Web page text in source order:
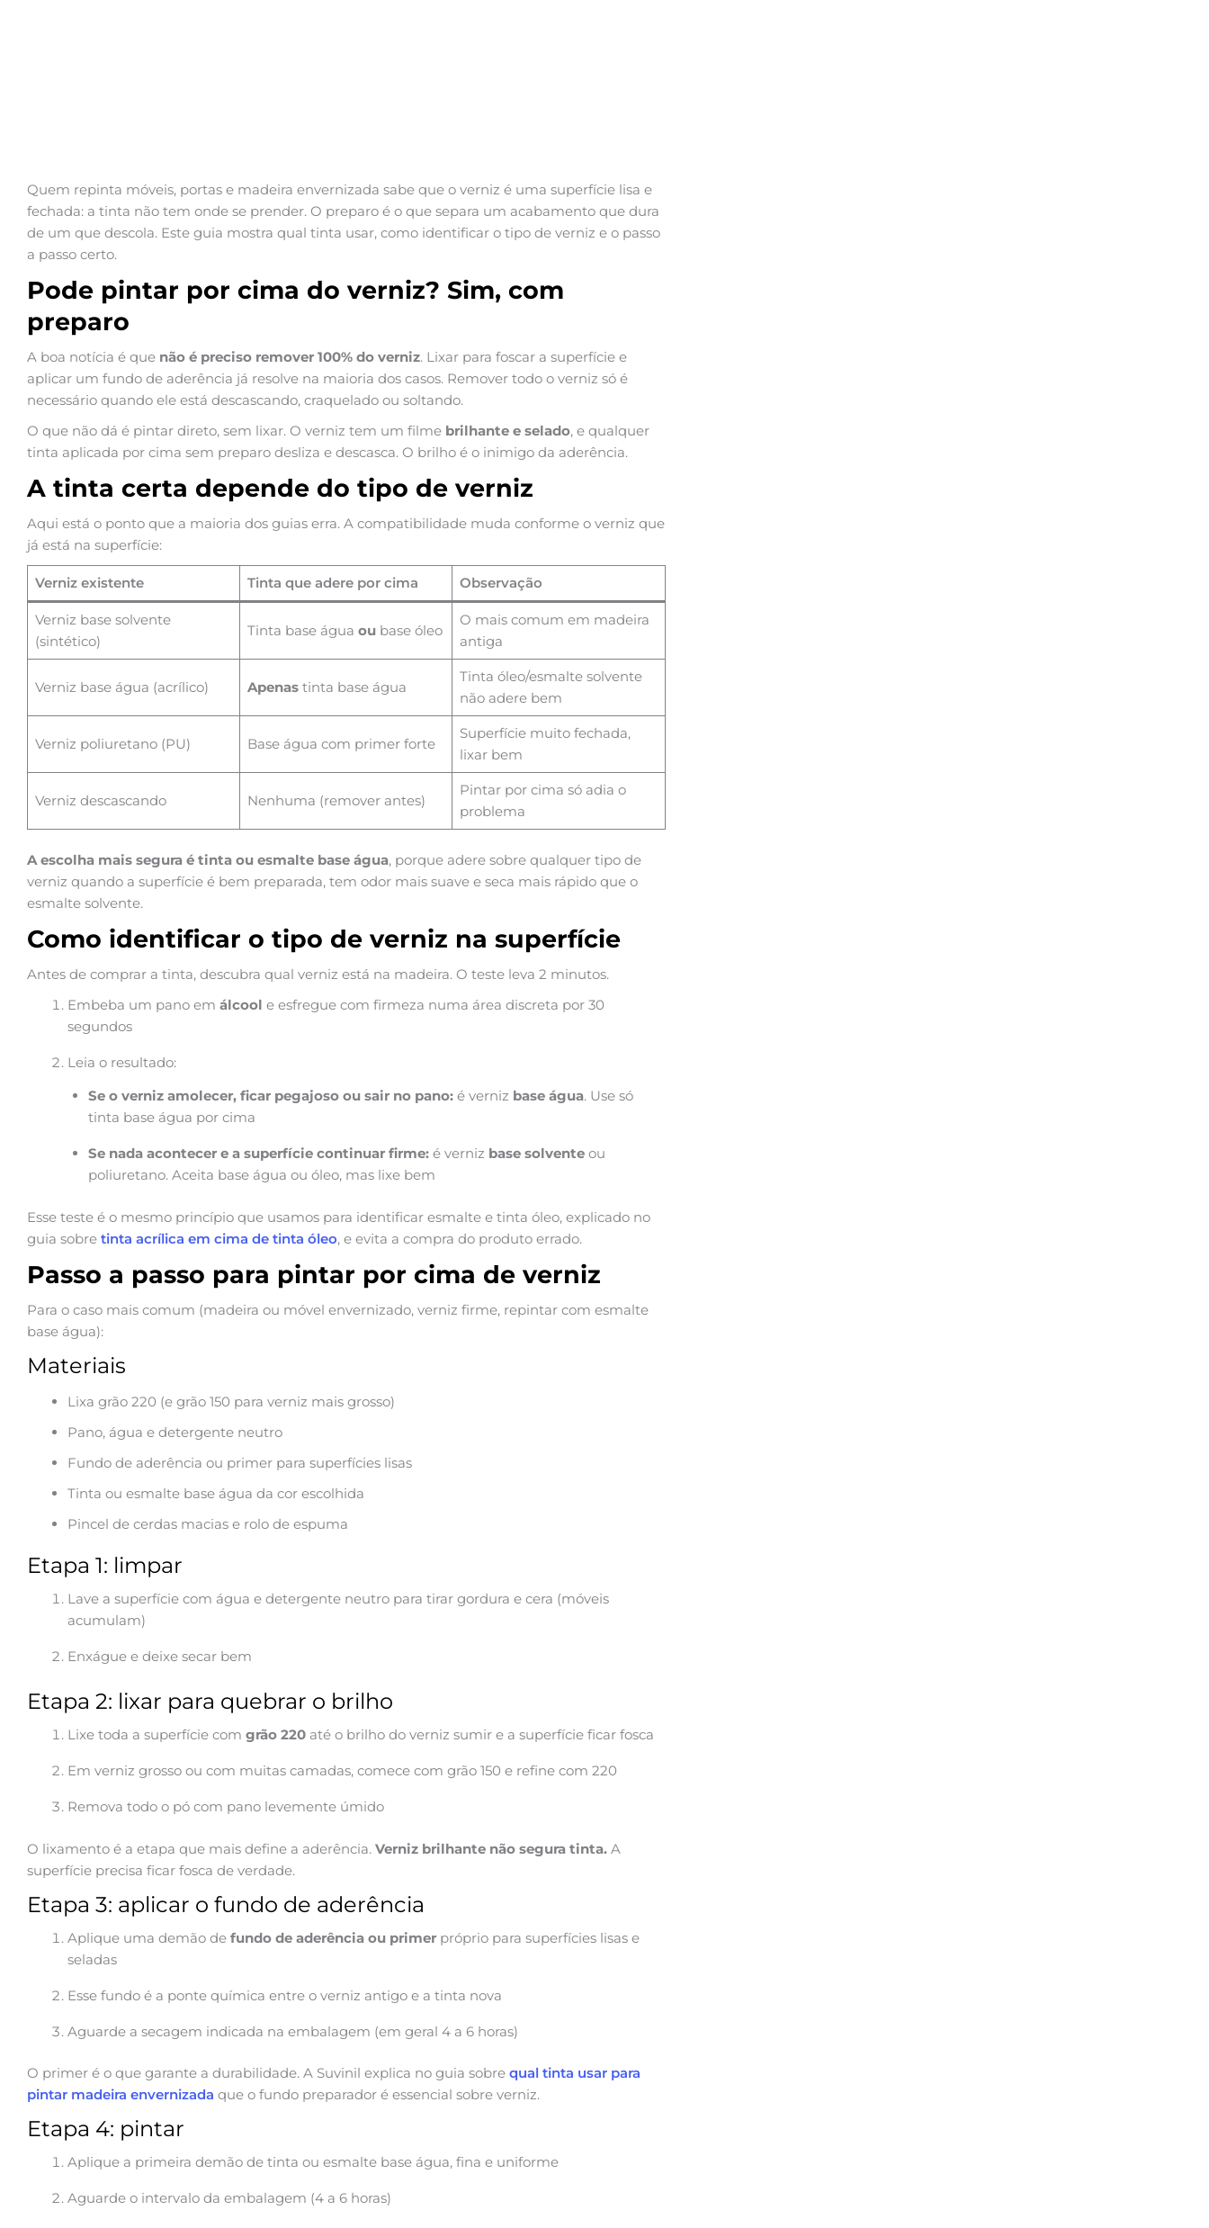
Quem repinta móveis, portas e madeira envernizada sabe que o verniz é uma superfície lisa e
fechada: a tinta não tem onde se prender. O preparo é o que separa um acabamento que dura
de um que descola. Este guia mostra qual tinta usar, como identificar o tipo de verniz e o passo
a passo certo.
Pode pintar por cima do verniz? Sim, com
preparo
A boa notícia é que não é preciso remover 100% do verniz. Lixar para foscar a superfície e
aplicar um fundo de aderência já resolve na maioria dos casos. Remover todo o verniz só é
necessário quando ele está descascando, craquelado ou soltando.
O que não dá é pintar direto, sem lixar. O verniz tem um filme brilhante e selado, e qualquer
tinta aplicada por cima sem preparo desliza e descasca. O brilho é o inimigo da aderência.
A tinta certa depende do tipo de verniz
Aqui está o ponto que a maioria dos guias erra. A compatibilidade muda conforme o verniz que
já está na superfície:
Verniz existente Tinta que adere por cima Observação
Verniz base solvente
(sintético)
Tinta base água oubase óleo
O mais comum em madeira
antiga
Verniz base água (acrílico) Apenastinta base água
Tinta óleo/esmalte solvente
não adere bem
Verniz poliuretano (PU) Base água com primer forte
Superfície muito fechada,
lixar bem
Verniz descascando Nenhuma (remover antes)
Pintar por cima só adia o
problema
A escolha mais segura é tinta ou esmalte base água, porque adere sobre qualquer tipo de
verniz quando a superfície é bem preparada, tem odor mais suave e seca mais rápido que o
esmalte solvente.
Como identificar o tipo de verniz na superfície
Antes de comprar a tinta, descubra qual verniz está na madeira. O teste leva 2 minutos.
Embeba um pano em álcool e esfregue com firmeza numa área discreta por 30
segundos
Leia o resultado:
Se o verniz amolecer, ficar pegajoso ou sair no pano:é verniz base água. Use só
tinta base água por cima
Se nada acontecer e a superfície continuar firme:é verniz base solventeou
poliuretano. Aceita base água ou óleo, mas lixe bem
Esse teste é o mesmo princípio que usamos para identificar esmalte e tinta óleo, explicado no
guia sobre tinta acrílica em cima de tinta óleo, e evita a compra do produto errado.
Passo a passo para pintar por cima de verniz
Para o caso mais comum (madeira ou móvel envernizado, verniz firme, repintar com esmalte
base água):
Materiais
Lixa grão 220 (e grão 150 para verniz mais grosso)
Pano, água e detergente neutro
Fundo de aderência ou primer para superfícies lisas
Tinta ou esmalte base água da cor escolhida
Pincel de cerdas macias e rolo de espuma
Etapa 1: limpar
Lave a superfície com água e detergente neutro para tirar gordura e cera (móveis
acumulam)
Enxágue e deixe secar bem
Etapa 2: lixar para quebrar o brilho
Lixe toda a superfície com grão 220 até o brilho do verniz sumir e a superfície ficar fosca
Em verniz grosso ou com muitas camadas, comece com grão 150 e refine com 220
Remova todo o pó com pano levemente úmido
O lixamento é a etapa que mais define a aderência. Verniz brilhante não segura tinta. A
superfície precisa ficar fosca de verdade.
Etapa 3: aplicar o fundo de aderência
Aplique uma demão de fundo de aderência ou primer próprio para superfícies lisas e
seladas
Esse fundo é a ponte química entre o verniz antigo e a tinta nova
Aguarde a secagem indicada na embalagem (em geral 4 a 6 horas)
O primer é o que garante a durabilidade. A Suvinil explica no guia sobre qual tinta usar para
pintar madeira envernizada que o fundo preparador é essencial sobre verniz.
Etapa 4: pintar
Aplique a primeira demão de tinta ou esmalte base água, fina e uniforme
Aguarde o intervalo da embalagem (4 a 6 horas)